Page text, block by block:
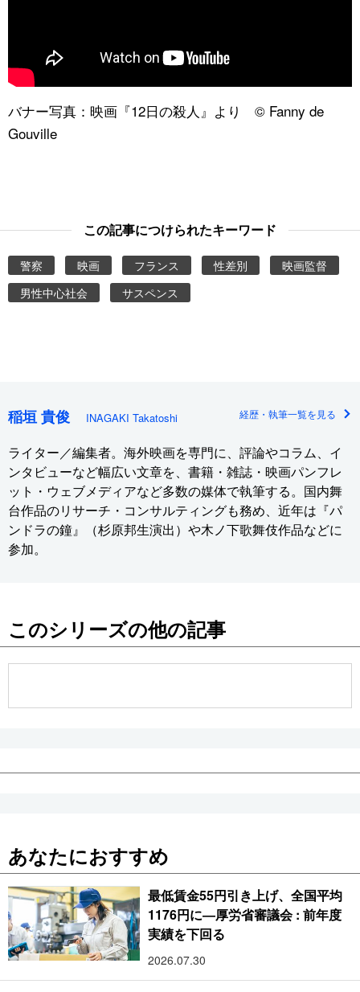
バナー写真：映画『12日の殺人』より © Fanny de
Gouville
この記事につけられたキーワード
警察 映画 フランス 性差別
映画監督
男性中心社会
サスペンス
稲垣 貴俊 INAGAKI Takatoshi 経歴・執筆一覧を見る
ライター／編集者。海外映画を専門に、評論やコラム、イ
ンタビューなど幅広い文章を、書籍・雑誌・映画パンフレ
ット・ウェブメディアなど多数の媒体で執筆する。国内舞
台作品のリサーチ・コンサルティングも務め、近年は『パ
ンドラの鐘』（杉原邦生演出）や木ノ下歌舞伎作品などに
参加。
このシリーズの他の記事
あなたにおすすめ
最低賃金55円引き上げ、全国平均
1176円に―厚労省審議会 : 前年度
実績を下回る
2026.07.30